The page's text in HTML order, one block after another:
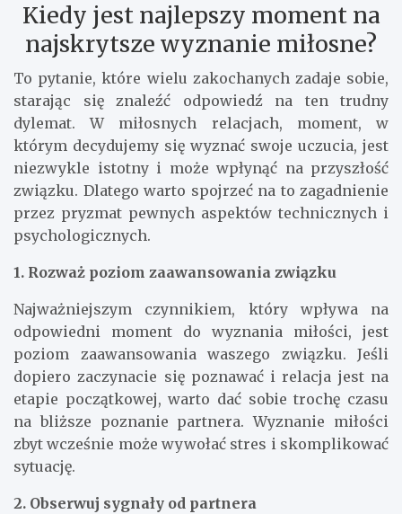
Kiedy jest najlepszy moment na
najskrytsze wyznanie miłosne?
To pytanie, które wielu zakochanych zadaje sobie,
starając się znaleźć odpowiedź na ten trudny
dylemat. W miłosnych relacjach, moment, w
którym decydujemy się wyznać swoje uczucia, jest
niezwykle istotny i może wpłynąć na przyszłość
związku. Dlatego warto spojrzeć na to zagadnienie
przez pryzmat pewnych aspektów technicznych i
psychologicznych.
1. Rozważ poziom zaawansowania związku
Najważniejszym czynnikiem, który wpływa na
odpowiedni moment do wyznania miłości, jest
poziom zaawansowania waszego związku. Jeśli
dopiero zaczynacie się poznawać i relacja jest na
etapie początkowej, warto dać sobie trochę czasu
na bliższe poznanie partnera. Wyznanie miłości
zbyt wcześnie może wywołać stres i skomplikować
sytuację.
2. Obserwuj sygnały od partnera